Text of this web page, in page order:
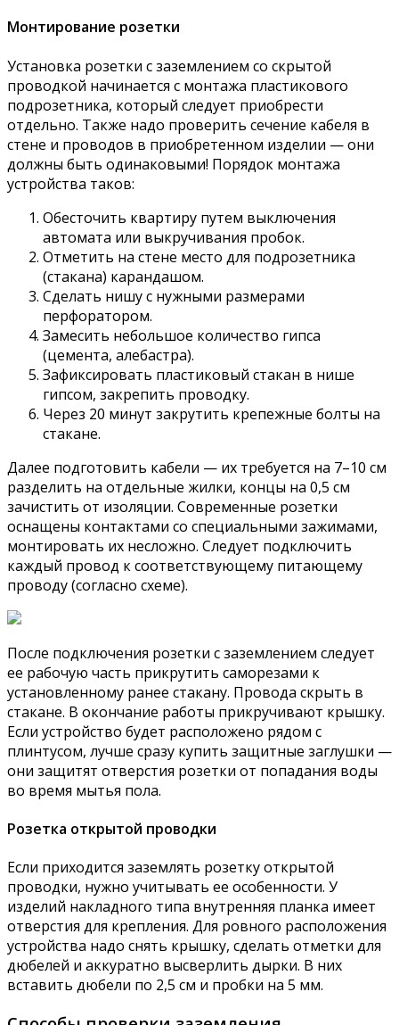
Монтирование розетки
Установка розетки с заземлением со скрытой
проводкой начинается с монтажа пластикового
подрозетника, который следует приобрести
отдельно. Также надо проверить сечение кабеля в
стене и проводов в приобретенном изделии — они
должны быть одинаковыми! Порядок монтажа
устройства таков:
Обесточить квартиру путем выключения
автомата или выкручивания пробок.
Отметить на стене место для подрозетника
(стакана) карандашом.
Сделать нишу с нужными размерами
перфоратором.
Замесить небольшое количество гипса
(цемента, алебастра).
Зафиксировать пластиковый стакан в нише
гипсом, закрепить проводку.
Через 20 минут закрутить крепежные болты на
стакане.
Далее подготовить кабели — их требуется на 7–10 см
разделить на отдельные жилки, концы на 0,5 см
зачистить от изоляции. Современные розетки
оснащены контактами со специальными зажимами,
монтировать их несложно. Следует подключить
каждый провод к соответствующему питающему
проводу (согласно схеме).
После подключения розетки с заземлением следует
ее рабочую часть прикрутить саморезами к
установленному ранее стакану. Провода скрыть в
стакане. В окончание работы прикручивают крышку.
Если устройство будет расположено рядом с
плинтусом, лучше сразу купить защитные заглушки —
они защитят отверстия розетки от попадания воды
во время мытья пола.
Розетка открытой проводки
Если приходится заземлять розетку открытой
проводки, нужно учитывать ее особенности. У
изделий накладного типа внутренняя планка имеет
отверстия для крепления. Для ровного расположения
устройства надо снять крышку, сделать отметки для
дюбелей и аккуратно высверлить дырки. В них
вставить дюбели по 2,5 см и пробки на 5 мм.